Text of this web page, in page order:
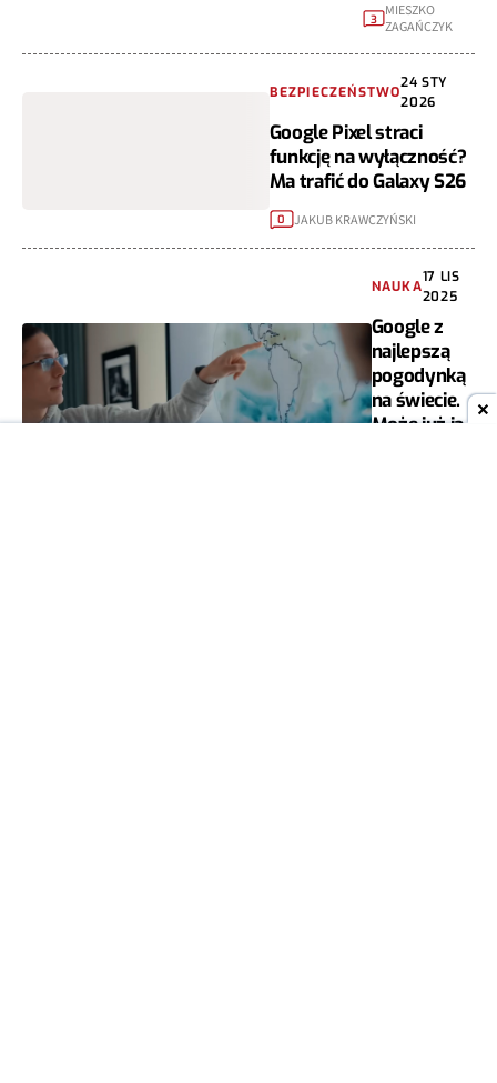
3 MIESZKO
ZAGAŃCZYK
BEZPIECZEŃSTWO
24 STY
2026
Google Pixel straci
funkcję na wyłączność?
Ma trafić do Galaxy S26
0 JAKUB KRAWCZYŃSKI
NAUKA
17 LIS
2025
Google z
najlepszą
pogodynką
na świecie.
Może już ją